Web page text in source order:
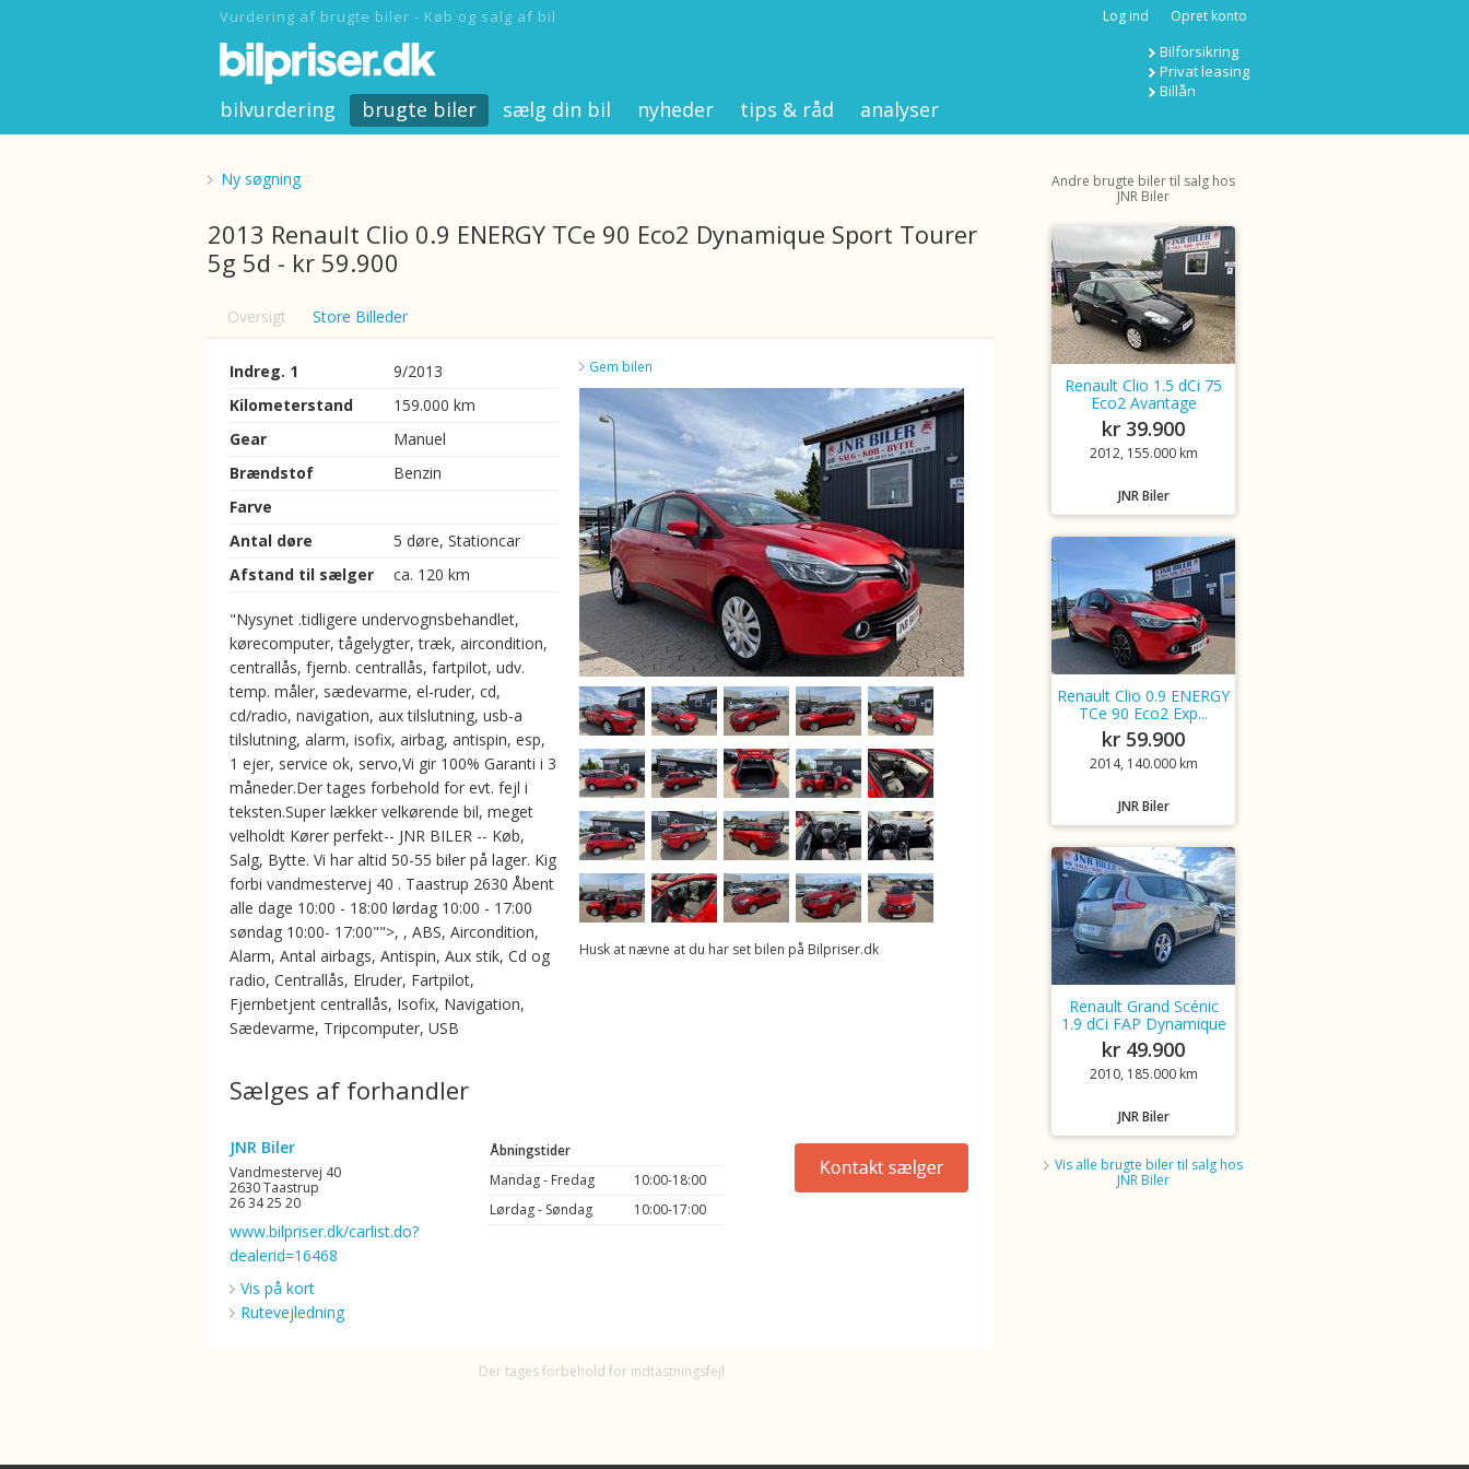
Vurdering af brugte biler - Køb og salg af bil Log ind Opret konto
Bilforsikring
Privat leasing
Billån
bilvurdering brugte biler sælg din bil nyheder tips & råd analyser
Ny søgning
2013 Renault Clio 0.9 ENERGY TCe 90 Eco2 Dynamique Sport Tourer
5g 5d - kr 59.900
Oversigt Store Billeder
Indreg. 1
9/2013
Kilometerstand
159.000 km
Gear
Manuel
Brændstof
Benzin
Farve
Antal døre
5 døre, Stationcar
Afstand til sælger
ca. 120 km
"Nysynet .tidligere undervognsbehandlet,
kørecomputer, tågelygter, træk, aircondition,
centrallås, fjernb. centrallås, fartpilot, udv.
temp. måler, sædevarme, el-ruder, cd,
cd/radio, navigation, aux tilslutning, usb-a
tilslutning, alarm, isofix, airbag, antispin, esp,
1 ejer, service ok, servo,Vi gir 100% Garanti i 3
måneder.Der tages forbehold for evt. fejl i
teksten.Super lækker velkørende bil, meget
velholdt Kører perfekt-- JNR BILER -- Køb,
Salg, Bytte. Vi har altid 50-55 biler på lager. Kig
forbi vandmestervej 40 . Taastrup 2630 Åbent
alle dage 10:00 - 18:00 lørdag 10:00 - 17:00
søndag 10:00- 17:00"">, , ABS, Aircondition,
Alarm, Antal airbags, Antispin, Aux stik, Cd og
radio, Centrallås, Elruder, Fartpilot,
Fjernbetjent centrallås, Isofix, Navigation,
Sædevarme, Tripcomputer, USB
Gem bilen
Husk at nævne at du har set bilen på Bilpriser.dk
Sælges af forhandler
JNR Biler
Vandmestervej 40
2630 Taastrup
26 34 25 20
www.bilpriser.dk/carlist.do?
dealerid=16468
Vis på kort
Rutevejledning
Åbningstider
Mandag - Fredag
10:00-18:00
Lørdag - Søndag
10:00-17:00
Der tages forbehold for indtastningsfejl
Andre brugte biler til salg hos
JNR Biler
Renault Clio 1.5 dCi 75
Eco2 Avantage
kr 39.900
2012, 155.000 km
JNR Biler
Renault Clio 0.9 ENERGY
TCe 90 Eco2 Exp...
kr 59.900
2014, 140.000 km
JNR Biler
Renault Grand Scénic
1.9 dCi FAP Dynamique
kr 49.900
2010, 185.000 km
JNR Biler
Vis alle brugte biler til salg hos
JNR Biler